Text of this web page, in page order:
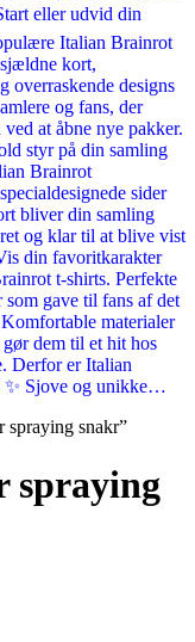
eller udvid din
Italian Brainrot
kort,
overraskende designs
og fans, der
at åbne nye pakker.
styr på din samling
Brainrot
sider
bliver din samling
og klar til at blive vist
din favoritkarakter
t-shirts. Perfekte
gave til fans af det
materialer
dem til et hit hos
Derfor er Italian
Sjove og unikke…
spraying snakr”
spraying